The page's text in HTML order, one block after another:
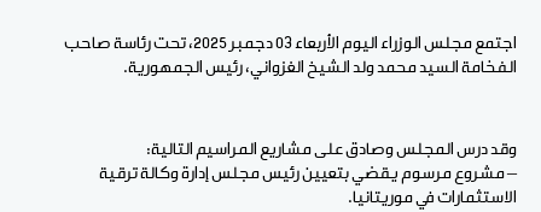
اجتمع مجلس الوزراء اليوم الأربعاء 03 دجمبر 2025، تحت رئاسة صاحب
الفخامة السيد محمد ولد الشيخ الغزواني، رئيس الجمهورية.
وقد درس المجلس وصادق على مشاريع المراسيم التالية:
– مشروع مرسوم يقضي بتعيين رئيس مجلس إدارة وكالة ترقية
الاستثمارات في موريتانيا.